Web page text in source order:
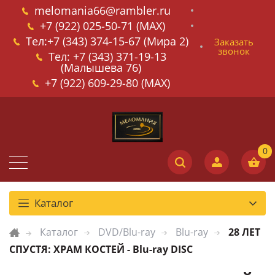
melomania66@rambler.ru
+7 (922) 025-50-71 (MAX)
Тел:+7 (343) 374-15-67 (Мира 2)
Тел: +7 (343) 371-19-13
(Малышева 76)
+7 (922) 609-29-80 (MAX)
Заказать
звонок
Каталог
Каталог DVD/Blu-ray Blu-ray
28 ЛЕТ
СПУСТЯ: ХРАМ КОСТЕЙ - Blu-ray DISC